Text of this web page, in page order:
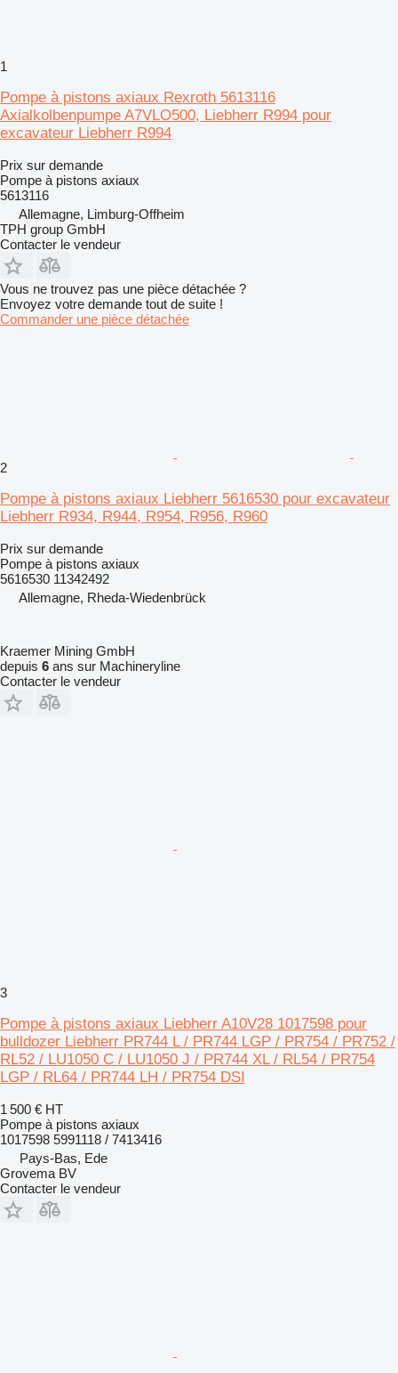
1
Pompe à pistons axiaux Rexroth 5613116
Axialkolbenpumpe A7VLO500, Liebherr R994 pour
excavateur Liebherr R994
Prix sur demande
Pompe à pistons axiaux
5613116
Allemagne, Limburg-Offheim
TPH group GmbH
Contacter le vendeur
Vous ne trouvez pas une pièce détachée ?
Envoyez votre demande tout de suite !
Commander une pièce détachée
2
Pompe à pistons axiaux Liebherr 5616530 pour excavateur
Liebherr R934, R944, R954, R956, R960
Prix sur demande
Pompe à pistons axiaux
5616530 11342492
Allemagne, Rheda-Wiedenbrück
Kraemer Mining GmbH
depuis 6 ans sur Machineryline
Contacter le vendeur
3
Pompe à pistons axiaux Liebherr A10V28 1017598 pour
bulldozer Liebherr PR744 L / PR744 LGP / PR754 / PR752 /
RL52 / LU1050 C / LU1050 J / PR744 XL / RL54 / PR754
LGP / RL64 / PR744 LH / PR754 DSI
1 500 € HT
Pompe à pistons axiaux
1017598 5991118 / 7413416
Pays-Bas, Ede
Grovema BV
Contacter le vendeur